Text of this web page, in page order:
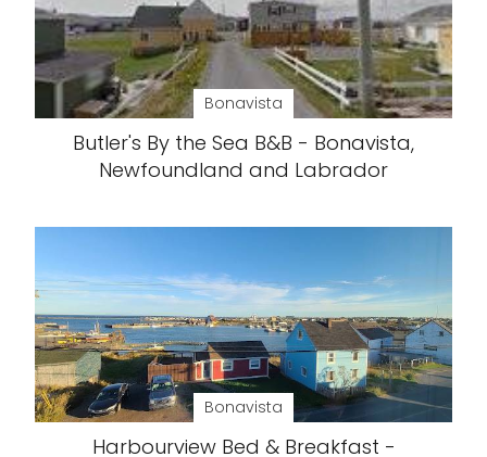
Bonavista
Butler's By the Sea B&B - Bonavista,
Newfoundland and Labrador
Bonavista
Harbourview Bed & Breakfast -